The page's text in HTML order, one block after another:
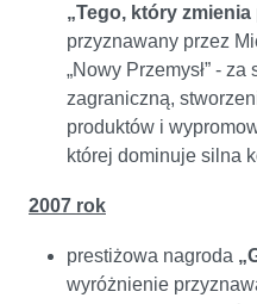
„Tego, który zmienia
przyznawany przez
„Nowy Przemysł” -
zagraniczną,
produktów i
której dominuje silna
2007 rok
prestiżowa nagroda
wyróżnienie